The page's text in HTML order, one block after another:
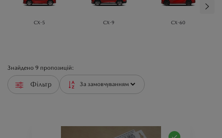
CX-5 CX-9 CX-60
Знайдено 9 пропозицій:
Фільтр